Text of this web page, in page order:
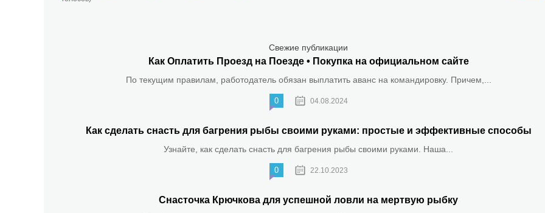
Свежие публикации
Как Оплатить Проезд на Поезде • Покупка на официальном сайте
По текущим правилам, работодатель обязан выплатить аванс на командировку. Причем,...
0 04.08.2024
Как сделать снасть для багрения рыбы своими руками: простые и эффективные способы
Узнайте, как сделать снасть для багрения рыбы своими руками. Наша...
0 22.10.2023
Снасточка Крючкова для успешной ловли на мертвую рыбку